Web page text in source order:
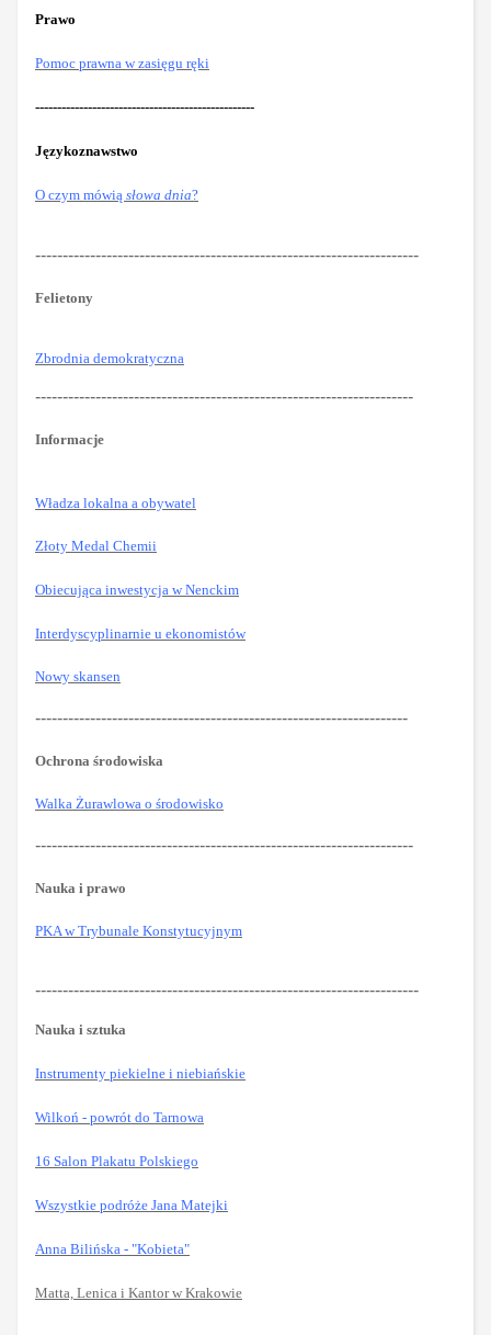
Prawo
Pomoc prawna w zasięgu ręki
--------------------------------------------------
Językoznawstwo
O czym mówią słowa dnia?
----------------------------------------------------------------------
Felietony
Zbrodnia demokratyczna
---------------------------------------------------------------------
Informacje
Władza lokalna a obywatel
Złoty Medal Chemii
Obiecująca inwestycja w Nenckim
Interdyscyplinarnie u ekonomistów
Nowy skansen
--------------------------------------------------------------------
Ochrona środowiska
Walka Żurawlowa o środowisko
---------------------------------------------------------------------
Nauka i prawo
PKA w Trybunale Konstytucyjnym
----------------------------------------------------------------------
Nauka i sztuka
Instrumenty piekielne i niebiańskie
Wilkoń - powrót do Tarnowa
16 Salon Plakatu Polskiego
Wszystkie podróże Jana Matejki
Anna Bilińska - "Kobieta"
Matta, Lenica i Kantor w Krakowie